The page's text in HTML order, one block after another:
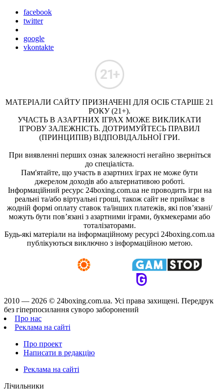
facebook
twitter
google
vkontakte
МАТЕРІАЛИ САЙТУ ПРИЗНАЧЕНІ ДЛЯ ОСІБ СТАРШЕ 21
РОКУ (21+).
УЧАСТЬ В АЗАРТНИХ ІГРАХ МОЖЕ ВИКЛИКАТИ
ІГРОВУ ЗАЛЕЖНІСТЬ. ДОТРИМУЙТЕСЬ ПРАВИЛ
(ПРИНЦИПІВ) ВІДПОВІДАЛЬНОЇ ГРИ.
При виявленні перших ознак залежності негайно зверніться
до спеціаліста.
Пам'ятайте, що участь в азартних іграх не може бути
джерелом доходів або альтернативою роботі.
Інформаційний ресурс 24boxing.com.ua не проводить ігри на
реальні та/або віртуальні гроші, також сайт не приймає в
жодній формі оплату ставок та/інших платежів, які пов’язані/
можуть бути пов’язані з азартними іграми, букмекерами або
тоталізаторами.
Будь-які матеріали на інформаційному ресурсі 24boxing.com.ua
публікуються виключно з інформаційною метою.
2010 — 2026 © 24boxing.com.ua. Усi права захищенi. Передрук
без гіперпосилання суворо заборонений
Про нас
Реклама на сайті
Про проект
Написати в редакцію
Реклама на сайті
Лічильники